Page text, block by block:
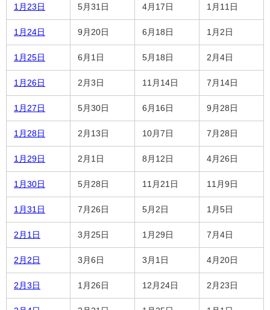
1月23日 5月31日 4月17日 1月11日
1月24日 9月20日 6月18日 1月2日
1月25日 6月1日 5月18日 2月4日
1月26日 2月3日 11月14日 7月14日
1月27日 5月30日 6月16日 9月28日
1月28日 2月13日 10月7日 7月28日
1月29日 2月1日 8月12日 4月26日
1月30日 5月28日 11月21日 11月9日
1月31日 7月26日 5月2日 1月5日
2月1日 3月25日 1月29日 7月4日
2月2日 3月6日 3月1日 4月20日
2月3日 1月26日 12月24日 2月23日